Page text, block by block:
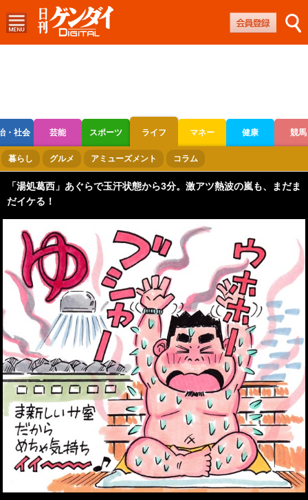
・社会 芸能 スポーツ ライフ マネー 健康 競馬
ボートレース 競輪 オートレース
暮らし グルメ アミューズメント コラム
「湯処葛西」あぐらで玉汗状態から3分。激アツ熱波の嵐も、まだま
だイケる！